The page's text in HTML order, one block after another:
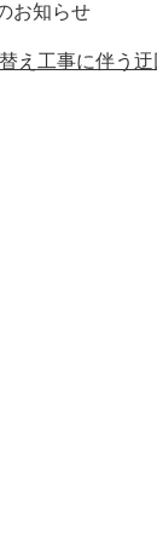
お知らせ
工事に伴う迂